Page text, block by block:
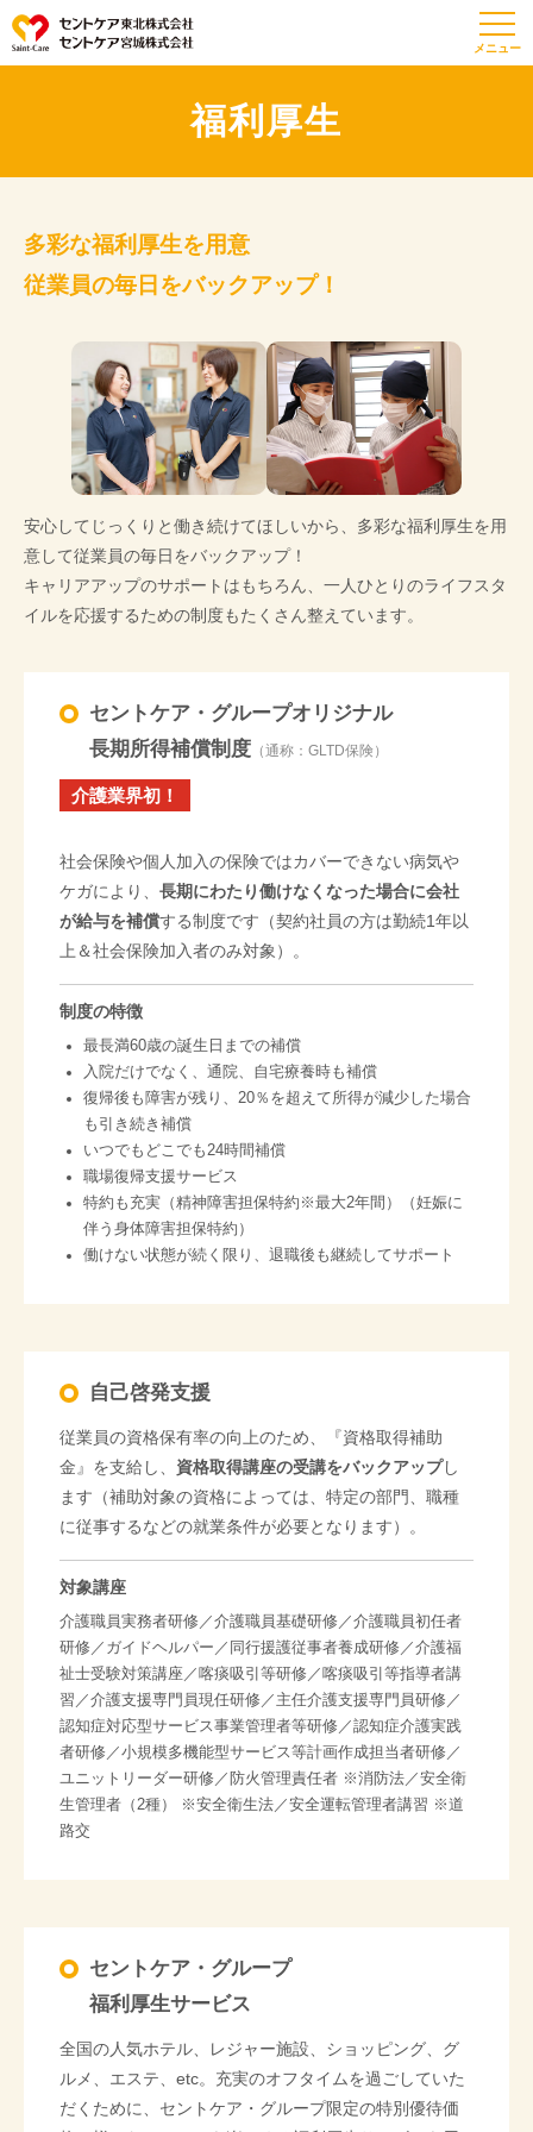
福利厚生
多彩な福利厚生を用意
従業員の毎日をバックアップ！
安心してじっくりと働き続けてほしいから、多彩な福利厚生を用
意して従業員の毎日をバックアップ！
キャリアアップのサポートはもちろん、一人ひとりのライフスタ
イルを応援するための制度もたくさん整えています。
セントケア・グループオリジナル
長期所得補償制度 （通称：GLTD保険）
介護業界初！
社会保険や個人加入の保険ではカバーできない病気や
ケガにより、 長期にわたり働けなくなった場合に会社
が給与を補償する制度です（契約社員の方は勤続1年以
上＆社会保険加入者のみ対象）。
制度の特徴
最長満60歳の誕生日までの補償
入院だけでなく、通院、自宅療養時も補償
復帰後も障害が残り、20％を超えて所得が減少した場合
も引き続き補償
いつでもどこでも24時間補償
職場復帰支援サービス
特約も充実（精神障害担保特約※最大2年間）（妊娠に
伴う身体障害担保特約）
働けない状態が続く限り、退職後も継続してサポート
自己啓発支援
従業員の資格保有率の向上のため、『資格取得補助
金』を支給し、 資格取得講座の受講をバックアップし
ます（補助対象の資格によっては、特定の部門、職種
に従事するなどの就業条件が必要となります）。
対象講座
介護職員実務者研修／介護職員基礎研修／介護職員初任者
研修／ガイドヘルパー／同行援護従事者養成研修／介護福
祉士受験対策講座／喀痰吸引等研修／喀痰吸引等指導者講
習／介護支援専門員現任研修／主任介護支援専門員研修／
認知症対応型サービス事業管理者等研修／認知症介護実践
者研修／小規模多機能型サービス等計画作成担当者研修／
ユニットリーダー研修／防火管理責任者 ※消防法／安全衛
生管理者（2種） ※安全衛生法／安全運転管理者講習 ※道
路交
セントケア・グループ
福利厚生サービス
全国の人気ホテル、レジャー施設、ショッピング、グ
ルメ、エステ、etc。充実のオフタイムを過ごしていた
だくために、セントケア・グループ限定の特別優待価